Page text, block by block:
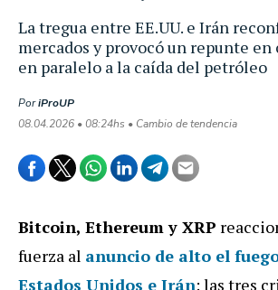
La tregua entre EE.UU. e Irán
mercados y provocó un repunte
en paralelo a la caída del petróleo
PoriProUP
08.04.2026 • 08:24hs • Cambio de tendencia
Bitcoin, Ethereum y XRP
fuerza al anuncio de alto el
Estados Unidos e Irán: las tres